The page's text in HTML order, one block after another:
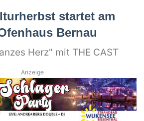
startet am
Bernau
Herz" mit THE CAST
Anzeige